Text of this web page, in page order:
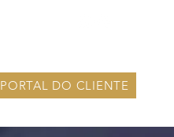
PORTAL DO CLIENTE